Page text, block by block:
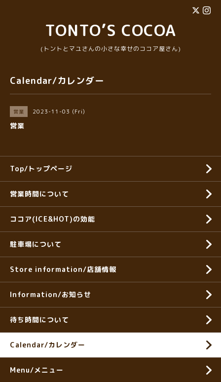
TONTO’S COCOA
(トントとマユさんの小さな幸せのココア屋さん)
Calendar/カレンダー
営業 2023-11-03 (Fri)
営業
Top/トップページ
営業時間について
ココア(ICE&HOT)の効能
駐車場について
Store information/店舗情報
Information/お知らせ
待ち時間について
Calendar/カレンダー
Menu/メニュー